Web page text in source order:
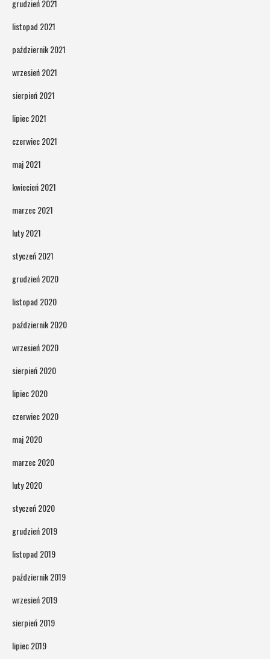
grudzień 2021
listopad 2021
październik 2021
wrzesień 2021
sierpień 2021
lipiec 2021
czerwiec 2021
maj 2021
kwiecień 2021
marzec 2021
luty 2021
styczeń 2021
grudzień 2020
listopad 2020
październik 2020
wrzesień 2020
sierpień 2020
lipiec 2020
czerwiec 2020
maj 2020
marzec 2020
luty 2020
styczeń 2020
grudzień 2019
listopad 2019
październik 2019
wrzesień 2019
sierpień 2019
lipiec 2019